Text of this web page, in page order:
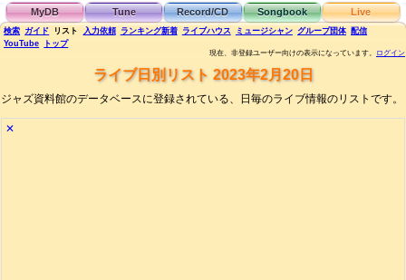
MyDB Tune Record/CD Songbook Live
検索 ガイド リスト 入力依頼 ランキング新着 ライブハウス ミュージシャン グループ団体 配信
YouTube
トップ
現在、非登録ユーザー向けの表示になっています。 ログイン
ライブ日別リスト 2023年2月20日
ジャズ資料館のデータベースに登録されている、日毎のライブ情報のリストです。
✕